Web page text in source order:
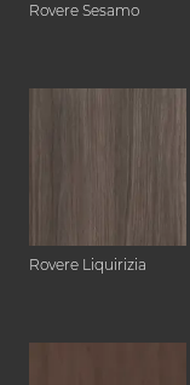
Rovere Sesamo
Rovere Liquirizia